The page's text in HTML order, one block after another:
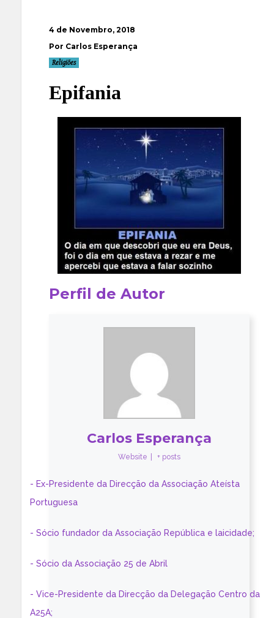
4 de Novembro, 2018
Por Carlos Esperança
Religiões
Epifania
Perfil de Autor
Carlos Esperança
Website + posts
- Ex-Presidente da Direcção da Associação Ateísta
Portuguesa
- Sócio fundador da Associação República e laicidade;
- Sócio da Associação 25 de Abril
- Vice-Presidente da Direcção da Delegação Centro da
A25A;